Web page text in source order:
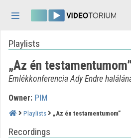
Home
Log In
Playlists
Playlists
„Az én testamentumom”
Emlékkonferencia Ady Endre
Owner: PIM
Playlists „Az én testamentumom”
Recordings